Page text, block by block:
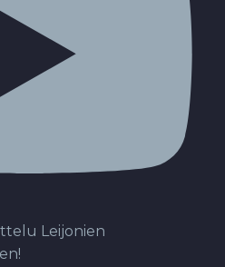
Leijonien